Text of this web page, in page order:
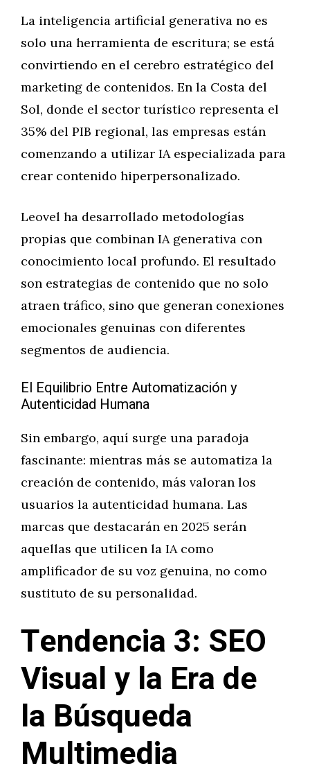
La inteligencia artificial generativa no es
solo una herramienta de escritura; se está
convirtiendo en el cerebro estratégico del
marketing de contenidos. En la Costa del
Sol, donde el sector turístico representa el
35% del PIB regional, las empresas están
comenzando a utilizar IA especializada para
crear contenido hiperpersonalizado.
Leovel ha desarrollado metodologías
propias que combinan IA generativa con
conocimiento local profundo. El resultado
son estrategias de contenido que no solo
atraen tráfico, sino que generan conexiones
emocionales genuinas con diferentes
segmentos de audiencia.
El Equilibrio Entre Automatización y
Autenticidad Humana
Sin embargo, aquí surge una paradoja
fascinante: mientras más se automatiza la
creación de contenido, más valoran los
usuarios la autenticidad humana. Las
marcas que destacarán en 2025 serán
aquellas que utilicen la IA como
amplificador de su voz genuina, no como
sustituto de su personalidad.
Tendencia 3: SEO
Visual y la Era de
la Búsqueda
Multimedia